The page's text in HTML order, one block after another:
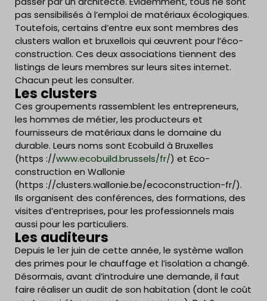
pas sensibilisés à l’emploi de matériaux écologiques.
Toutefois, certains d’entre eux sont membres des
clusters wallon et bruxellois qui œuvrent pour l’éco-
construction. Ces deux associations tiennent des
listings de leurs membres sur leurs sites internet.
Chacun peut les consulter.
Les clusters
Ces groupements rassemblent les entrepreneurs,
les hommes de métier, les producteurs et
fournisseurs de matériaux dans le domaine du
durable. Leurs noms sont Ecobuild à Bruxelles
(https ://www.ecobuild.brussels/fr/) et Eco-
construction en Wallonie
(https ://clusters.wallonie.be/ecoconstruction-fr/).
Ils organisent des conférences, des formations, des
visites d’entreprises, pour les professionnels mais
aussi pour les particuliers.
Les auditeurs
Depuis le 1er juin de cette année, le système wallon
des primes pour le chauffage et l’isolation a changé.
Désormais, avant d’introduire une demande, il faut
faire réaliser un audit de son habitation (dont le coût